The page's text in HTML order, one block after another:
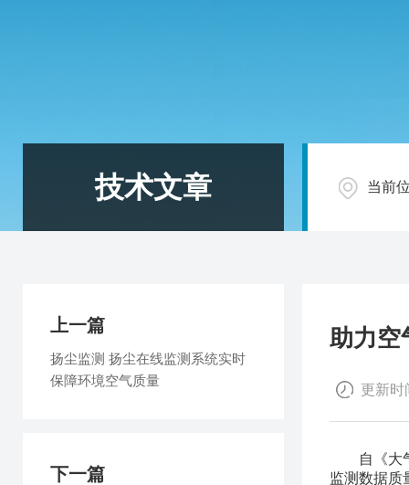
技术文章 当前
助力空
更新时
自《大
监测数据质
上一篇
扬尘监测 扬尘在线监测系统实时
保障环境空气质量
下一篇